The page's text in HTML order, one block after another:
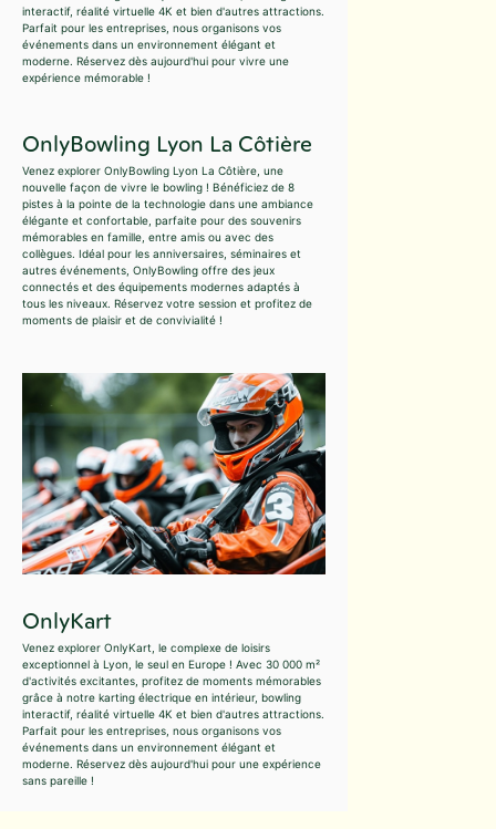
interactif, réalité virtuelle 4K et bien d'autres attractions.
Parfait pour les entreprises, nous organisons vos
événements dans un environnement élégant et
moderne. Réservez dès aujourd'hui pour vivre une
expérience mémorable !
OnlyBowling Lyon La Côtière
Venez explorer OnlyBowling Lyon La Côtière, une
nouvelle façon de vivre le bowling ! Bénéficiez de 8
pistes à la pointe de la technologie dans une ambiance
élégante et confortable, parfaite pour des souvenirs
mémorables en famille, entre amis ou avec des
collègues. Idéal pour les anniversaires, séminaires et
autres événements, OnlyBowling offre des jeux
connectés et des équipements modernes adaptés à
tous les niveaux. Réservez votre session et profitez de
moments de plaisir et de convivialité !
OnlyKart
Venez explorer OnlyKart, le complexe de loisirs
exceptionnel à Lyon, le seul en Europe ! Avec 30 000 m²
d'activités excitantes, profitez de moments mémorables
grâce à notre karting électrique en intérieur, bowling
interactif, réalité virtuelle 4K et bien d'autres attractions.
Parfait pour les entreprises, nous organisons vos
événements dans un environnement élégant et
moderne. Réservez dès aujourd'hui pour une expérience
sans pareille !